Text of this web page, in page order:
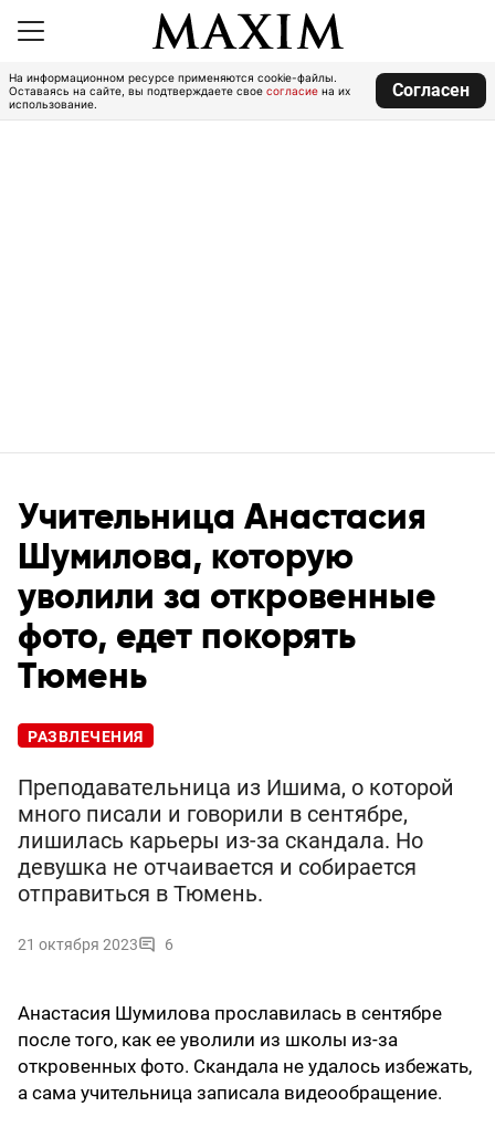
На информационном ресурсе применяются cookie-файлы.
Оставаясь на сайте, вы подтверждаете свое согласие на их
использование.
Согласен
Учительница Анастасия
Шумилова, которую
уволили за откровенные
фото, едет покорять
Тюмень
РАЗВЛЕЧЕНИЯ
Преподавательница из Ишима, о которой
много писали и говорили в сентябре,
лишилась карьеры из-за скандала. Но
девушка не отчаивается и собирается
отправиться в Тюмень.
21 октября 2023 6
Анастасия Шумилова прославилась в сентябре
после того, как ее уволили из школы из-за
откровенных фото. Скандала не удалось избежать,
а сама учительница записала видеообращение.